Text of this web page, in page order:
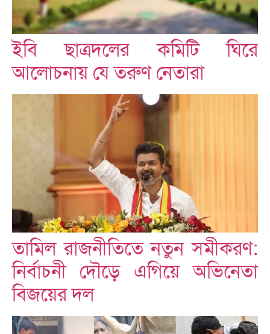
ইবি ছাত্রদলের কমিটি ঘিরে
আলোচনায় যে তরুণ নেতারা
তামিল রাজনীতিতে নতুন সমীকরণ:
নির্বাচনী দৌড়ে এগিয়ে অভিনেতা
বিজয়ের দল